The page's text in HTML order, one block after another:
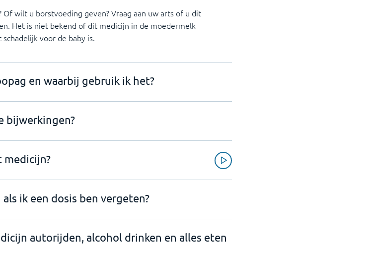
Of wilt u borstvoeding geven? Vraag aan uw arts of u dit
Het is niet bekend of dit medicijn in de moedermelk
voor de baby is.
en waarbij gebruik ik het?
bijwerkingen?
medicijn?
ik een dosis ben vergeten?
autorijden, alcohol drinken en alles eten